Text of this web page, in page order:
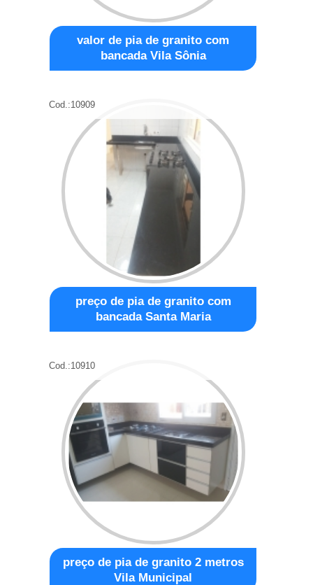
valor de pia de granito com
bancada Vila Sônia
Cod.:10909
preço de pia de granito com
bancada Santa Maria
Cod.:10910
preço de pia de granito 2 metros
Vila Municipal